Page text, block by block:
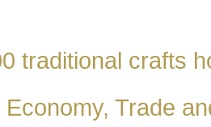
traditional crafts
Trade